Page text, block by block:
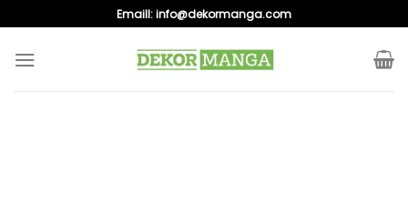
to
content
Emaill:info@dekormanga.com